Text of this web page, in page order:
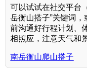
可以试试在社交平台
岳衡山搭子”关键词
前沟通好行程计划、
相照应，注意天气和
南岳衡山爬山搭子